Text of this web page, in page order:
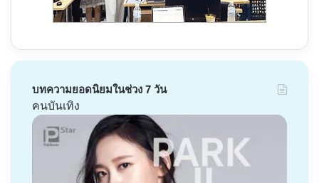
บทความยอดนิยมในช่วง 7 วัน
คนบันเทิง